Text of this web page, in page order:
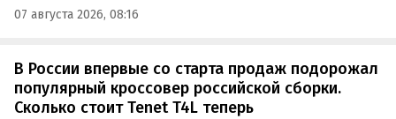
07 августа 2026, 08:16
В России впервые со старта продаж подорожал
популярный кроссовер российской сборки.
Сколько стоит Tenet T4L теперь